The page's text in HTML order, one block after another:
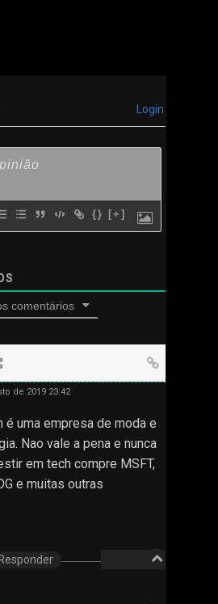
Login
{} [+]
comentários
de 2019 23:42
é uma empresa de moda e
Nao vale a pena e nunca
em tech compre MSFT,
e muitas outras